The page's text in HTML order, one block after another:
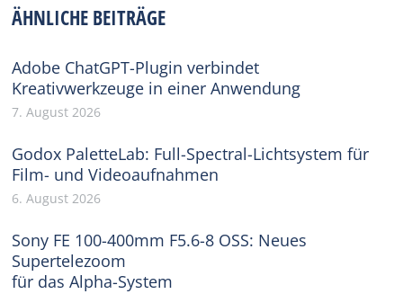
ÄHNLICHE BEITRÄGE
Adobe ChatGPT-Plugin verbindet
Kreativwerkzeuge in einer Anwendung
7. August 2026
Godox PaletteLab: Full-Spectral-Lichtsystem für
Film- und Videoaufnahmen
6. August 2026
Sony FE 100-400mm F5.6-8 OSS: Neues
Supertelezoom
für das Alpha-System